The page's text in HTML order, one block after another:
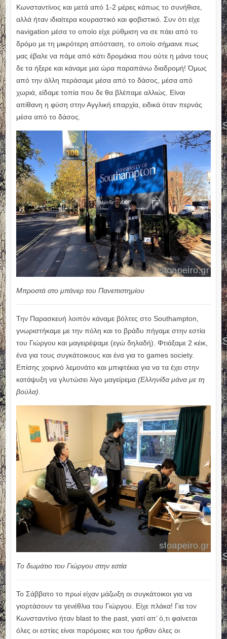
Κωνσταντίνος και μετά από 1-2 μέρες κάπως το συνήθισε,
αλλά ήταν ιδιαίτερα κουραστικό και φοβιστικό. Συν ότι είχε
navigation μέσα το οποίο είχε ρύθμιση να σε πάει από το
δρόμο με τη μικρότερη απόσταση, το οποίο σήμαινε πως
μας έβαλε να πάμε από κάτι δρομάκια που ούτε η μάνα τους
δε τα ήξερε και κάναμε μια ώρα παραπάνω διαδρομή! Όμως
από την άλλη περάσαμε μέσα από το δάσος, μέσα από
χωριά, είδαμε τοπία που δε θα βλέπαμε αλλιώς. Είναι
απίθανη η φύση στην Αγγλική επαρχία, ειδικά όταν περνάς
μέσα από το δάσος.
Μπροστά στο μπάνερ του Πανεπιστημίου
Την Παρασκευή λοιπόν κάναμε βόλτες στο Southampton,
γνωριστήκαμε με την πόλη και το βράδυ πήγαμε στην εστία
του Γιώργου και μαγειρέψαμε (εγώ δηλαδή). Φτιάξαμε 2 κέικ,
ένα για τους συγκάτοικους και ένα για το games society.
Επίσης χοιρινό λεμονάτο και μπιφτέκια για να τα έχει στην
κατάψυξη να γλυτώσει λίγο μαγείρεμα (Ελληνίδα μάνα με τη
βούλα).
Το δωμάτιο του Γιώργου στην εστία
Το Σάββατο το πρωί είχαν μάζωξη οι συγκάτοικοι για να
γιορτάσουν τα γενέθλια του Γιώργου. Είχε πλάκα! Για τον
Κωνσταντίνο ήταν blast to the past, γιατί απ’ ό,τι φαίνεται
όλες οι εστίες είναι παρόμοιες και του ήρθαν όλες οι